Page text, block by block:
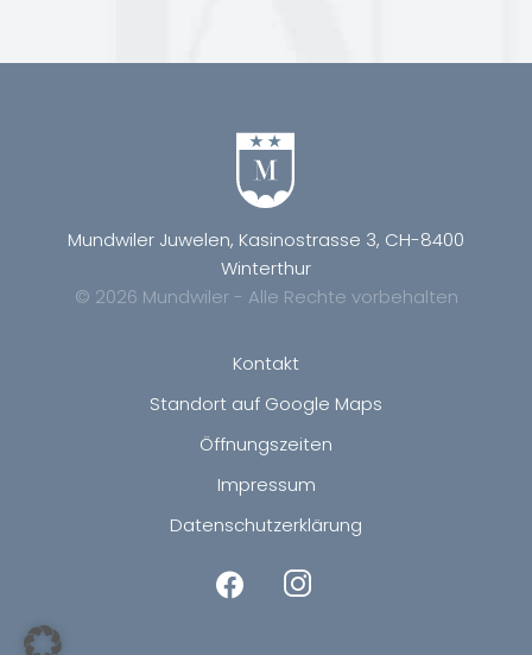
Mundwiler Juwelen, Kasinostrasse 3, CH-8400
Winterthur
© 2026 Mundwiler - Alle Rechte vorbehalten
Kontakt
Standort auf Google Maps
Öffnungszeiten
Impressum
Datenschutzerklärung